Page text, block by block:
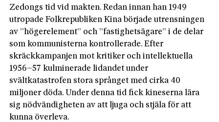
Zedongs tid vid makten. Redan innan han 1949
utropade Folkrepubliken Kina började utrensningen
av ”högerelement” och ”fastighetsägare” i de delar
som kommunisterna kontrollerade. Efter
skräckkampanjen mot kritiker och intellektuella
1956–57 kulminerade lidandet under
svältkatastrofen stora språnget med cirka 40
miljoner döda. Under denna tid fick kineserna lära
sig nödvändigheten av att ljuga och stjäla för att
kunna överleva.